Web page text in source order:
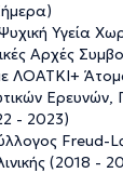
Υγεία
Αρχές
ΛΟΑΤΚΙ+
- 2023)
Freud-
(2018 -